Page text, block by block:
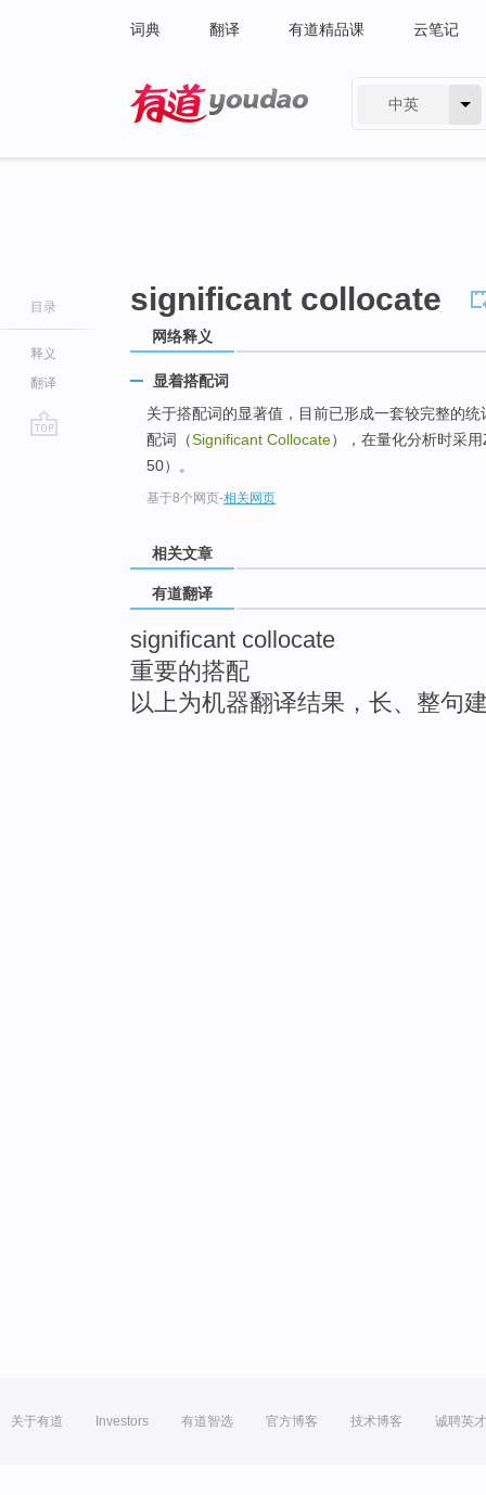
词典 翻译 有道精品课 云笔记
中英
目录
释义
翻译
significant collocate
网络释义
显着搭配词
关于搭配词的显著值，目前已形成一套较完整的
配词（Significant Collocate），在量化分析时采
50）。
基于8个网页-相关网页
相关文章
有道翻译
significant collocate
重要的搭配
以上为机器翻译结果，长、整句
关于有道 Investors 有道智选 官方博客 技术博客 诚聘英才